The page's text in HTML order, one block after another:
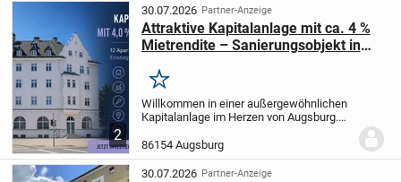
außergewöhnlich...
2
30.07.2026 Partner-Anzeige
Attraktive Kapitalanlage mit ca. 4 %
Mietrendite – Sanierungsobjekt in
Merken
Willkommen in einer außergewöhnlichen
Kapitalanlage im Herzen von Augsburg.
durch seine markante Altbauarchitektur
mit stilvollen Fassadenelementen und
bietet...
86154 Augsburg
30.07.2026 Partner-Anzeige